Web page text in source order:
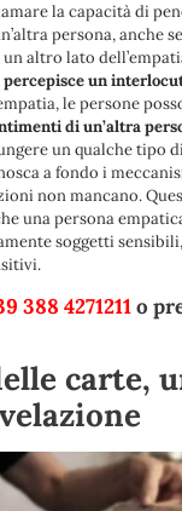
la capacità di
persona, anche
altro lato
percepisce un
le persone
diun’altra
un qualche tipo
a fondo i
non mancano.
una persona
soggetti
388 4271211o
carte,